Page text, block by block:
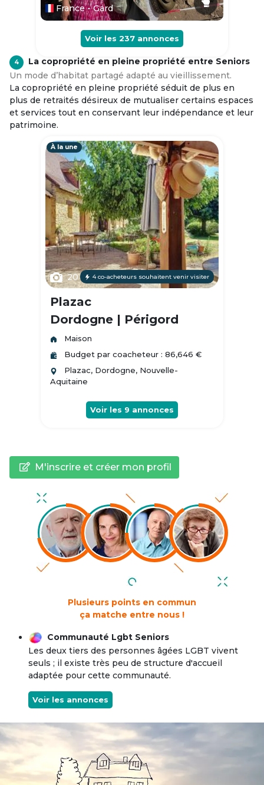
France - Gard
Voir les 237 annonces
4
La copropriété en pleine propriété entre Seniors
Un mode d’habitat partagé adapté au vieillissement.
La copropriété en pleine propriété séduit de plus en
plus de retraités désireux de mutualiser certains espaces
et services tout en conservant leur indépendance et leur
patrimoine.
À la une
20 4 co-acheteurs souhaitent venir visiter
Plazac
Dordogne | Périgord
Maison
Budget par coacheteur : 86,646 €
Plazac, Dordogne, Nouvelle-
Aquitaine
Voir les 9 annonces
M'inscrire et créer mon profil
Plusieurs points en commun
ça matche entre nous !
Communauté Lgbt Seniors
Les deux tiers des personnes âgées LGBT vivent
seuls ; il existe très peu de structure d'accueil
adaptée pour cette communauté.
Voir les annonces